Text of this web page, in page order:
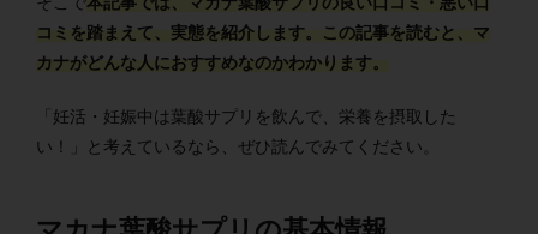
コミを踏まえて、実態を紹介します。
この記事を読むと、マ
カナがどんな人におすすめなのかわかります。
「妊活・妊娠中は葉酸サプリを飲んで、栄養を摂取した
い！」と考えているなら、ぜひ読んでみてください。